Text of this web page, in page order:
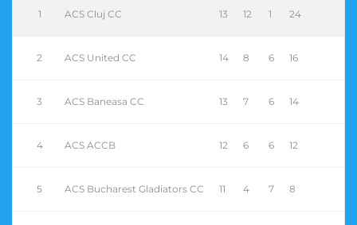
1 ACS Cluj CC 13 12 1 24
2 ACS United CC 14 8 6 16
3 ACS Baneasa CC 13 7 6 14
4 ACS ACCB 12 6 6 12
5 ACS Bucharest Gladiators CC 11 4 7 8